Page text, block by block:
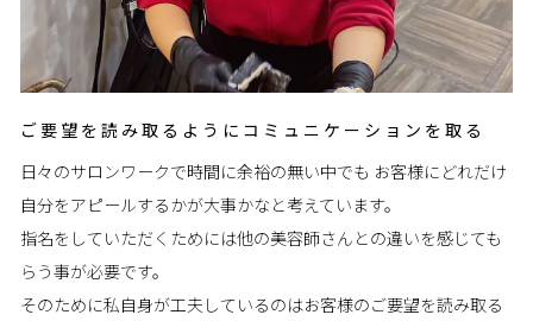
ご要望を読み取るようにコミュニケーションを取る
日々のサロンワークで時間に余裕の無い中でも お客様にどれだけ
自分をアピールするかが大事かなと考えています。
指名をしていただくためには他の美容師さんとの違いを感じても
らう事が必要です。
そのために私自身が工夫しているのはお客様のご要望を読み取る